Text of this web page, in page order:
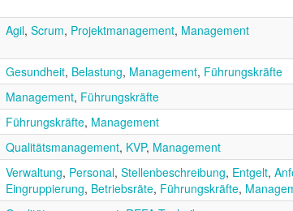
Agil, Scrum, Projektmanagement, Management
Gesundheit, Belastung, Management, Führungskräfte
Management, Führungskräfte
Führungskräfte, Management
Qualitätsmanagement, KVP, Management
Verwaltung, Personal, Stellenbeschreibung, Entgelt,
Eingruppierung, Betriebsräte, Führungskräfte,